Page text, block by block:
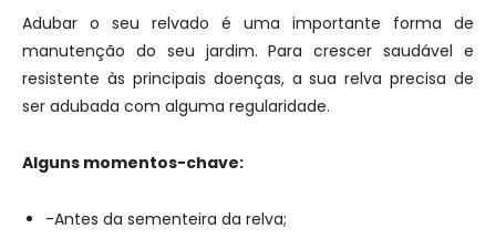
Adubar o seu relvado é uma importante forma de
manutenção do seu jardim. Para crescer saudável e
resistente às principais doenças, a sua relva precisa de
ser adubada com alguma regularidade.
Alguns momentos-chave:
-Antes da sementeira da relva;